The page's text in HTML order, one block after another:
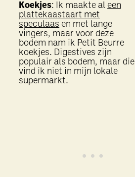
Koekjes: Ik maakte al een
plattekaastaart met
speculaas en met lange
vingers, maar voor deze
bodem nam ik Petit Beurre
koekjes. Digestives zijn
populair als bodem, maar die
vind ik niet in mijn lokale
supermarkt.